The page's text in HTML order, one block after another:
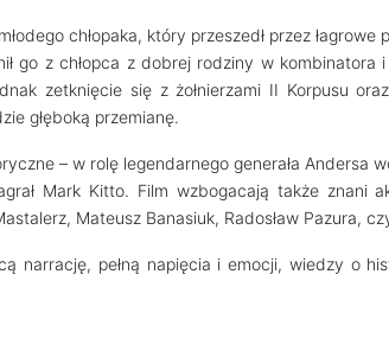
chłopaka, który przeszedł przez łagrowe
go z chłopca z dobrej rodziny w kombinatora i
zetknięcie się z żołnierzami II Korpusu
głęboką przemianę.
– w rolę legendarnego generała Andersa
Mark Kitto. Film wzbogacają także znani
Mateusz Banasiuk, Radosław Pazura,
narrację, pełną napięcia i emocji, wiedzy o